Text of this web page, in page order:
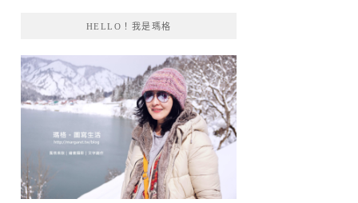
HELLO！我是瑪格